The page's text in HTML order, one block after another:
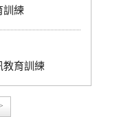
訓練
教育訓練